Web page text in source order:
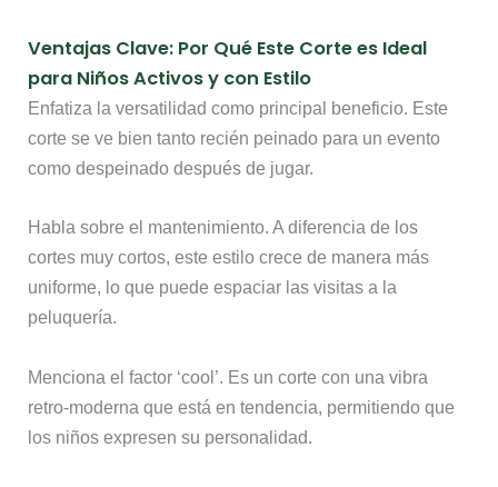
Ventajas Clave: Por Qué Este Corte es Ideal
para Niños Activos y con Estilo
Enfatiza la versatilidad como principal beneficio. Este
corte se ve bien tanto recién peinado para un evento
como despeinado después de jugar.
Habla sobre el mantenimiento. A diferencia de los
cortes muy cortos, este estilo crece de manera más
uniforme, lo que puede espaciar las visitas a la
peluquería.
Menciona el factor ‘cool’. Es un corte con una vibra
retro-moderna que está en tendencia, permitiendo que
los niños expresen su personalidad.